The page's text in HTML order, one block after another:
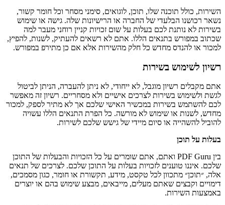
השירות, כולל תוכנה שלו, תוכן, לוגואים, סימני מסחר וכל חומר קשור,
נשאר רכושנו הבלעדי של החברה או הרישיונות שלה. גישה או שימוש
בשירות לא נותנת לכם בעלות על שום זכויות קניין רוחני מעבר למה
שכתוב במפורש בתנאים הללו. אתם לא רשאים להעתיק, לשנות, להפיץ,
למכור או להנדס מחדש כל חלק מהשירות אלא אם כן מתירפ במפורש.
רשיון לשימוש בשירות
אתם מקבלים רשיון מוגבל, לא ייחודי, לא ניתן להעברה, הניתן לביטול
לגשת ולשימוש בשירות לצרכים אישיים ולא מסחריים. רשיון זה מאפשר
לכם להשתמש בשירות במכשיר האישי שלכם אך לא מתיר לספק, למכור
מחדש, לשנות או שימוש לא מורשה. כל הפרת התנאים הללו עשויה
להוביל להשהייה או סיום מיידי של גישש שלכם לשירות.
בעלות על תוכן
בין PDF Guru ואתם, אתם שומרים על כל הזכויות והבעלות של התוכן
שלכם. איננו טוענים לזכויות בעלות על התוכן שלכם. לצרכים של תנאים
אלה, ״תוכן״ מתכוון לכל טקסט, מידע, תקשורת או חומר, כגון מסמכים,
דימויים וקבצים שאתם מעלים, מייבאים, מבצע שימוש בהם או יוצרים
באמצעות השירות.